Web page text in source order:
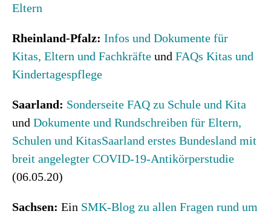
Eltern
Rheinland-Pfalz: Infos und Dokumente für
Kitas, Eltern und Fachkräfte und FAQs Kitas und
Kindertagespflege
Saarland: Sonderseite FAQ zu Schule und Kita
und Dokumente und Rundschreiben für Eltern,
Schulen und KitasSaarland erstes Bundesland mit
breit angelegter COVID-19-Antikörperstudie
(06.05.20)
Sachsen: Ein SMK-Blog zu allen Fragen rund um